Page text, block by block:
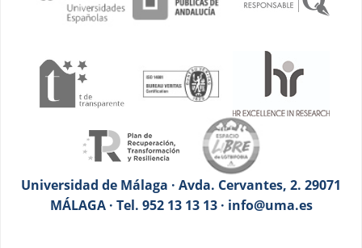
Universidad de Málaga · Avda. Cervantes, 2. 29071
MÁLAGA · Tel. 952 13 13 13 · info@uma.es